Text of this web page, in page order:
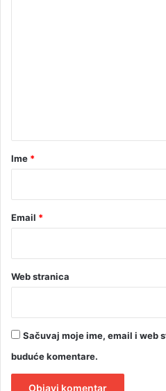
rIme *
Email *
Web stranica
Sačuvaj moje ime, email i web
buduće komentare.